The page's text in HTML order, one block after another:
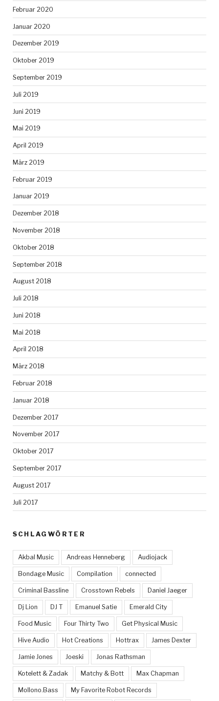
Februar 2020
Januar 2020
Dezember 2019
Oktober 2019
September 2019
Juli 2019
Juni 2019
Mai 2019
April 2019
März 2019
Februar 2019
Januar 2019
Dezember 2018
November 2018
Oktober 2018
September 2018
August 2018
Juli 2018
Juni 2018
Mai 2018
April 2018
März 2018
Februar 2018
Januar 2018
Dezember 2017
November 2017
Oktober 2017
September 2017
August 2017
Juli 2017
SCHLAGWÖRTER
Akbal Music Andreas Henneberg Audiojack
Bondage Music Compilation connected
Criminal Bassline Crosstown Rebels Daniel Jaeger
Dj Lion DJ T Emanuel Satie Emerald City
Food Music Four Thirty Two Get Physical Music
Hive Audio Hot Creations Hottrax James Dexter
Jamie Jones Joeski Jonas Rathsman
Kotelett & Zadak Matchy & Bott Max Chapman
Mollono.Bass My Favorite Robot Records